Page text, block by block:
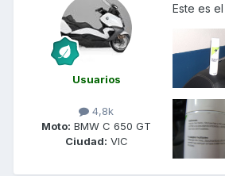
Usuarios
4,8k
Moto: BMW C 650 GT
Ciudad: VIC
Este es